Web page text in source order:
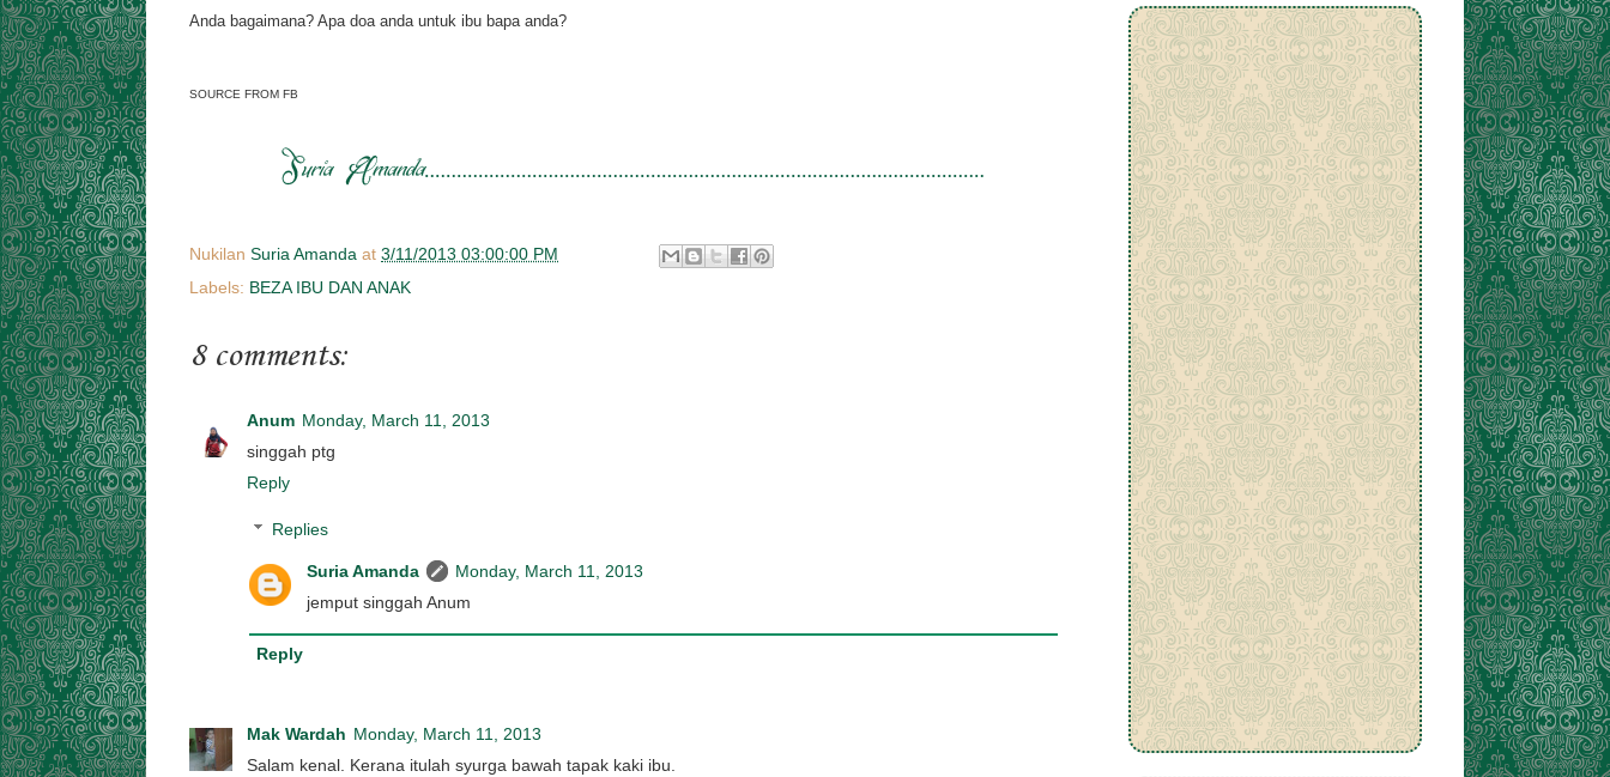
Anda bagaimana? Apa doa anda untuk ibu bapa anda?
SOURCE FROM FB
Nukilan Suria Amanda at 3/11/2013 03:00:00 PM
Labels: BEZA IBU DAN ANAK
8 comments:
Anum Monday, March 11, 2013
singgah ptg
Reply
Replies
Suria Amanda
Monday, March 11, 2013
jemput singgah Anum
Reply
Mak Wardah Monday, March 11, 2013
Salam kenal. Kerana itulah syurga bawah tapak kaki ibu.